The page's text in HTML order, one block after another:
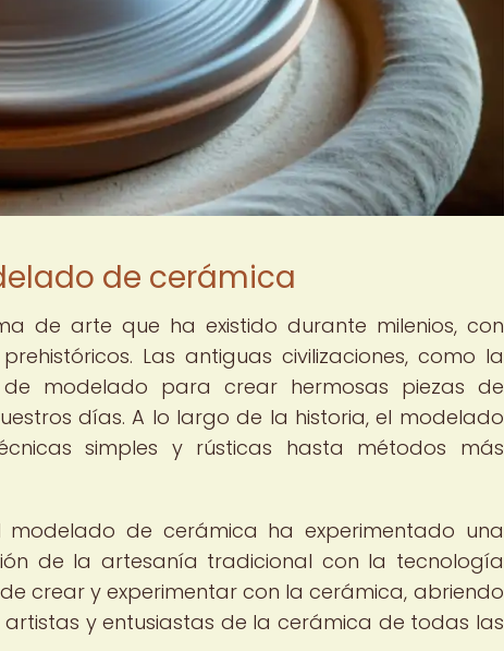
de cerámica
de arte que ha existido durante milenios, con
Las antiguas civilizaciones, como la
modelado para crear hermosas piezas de
días. A lo largo de la historia, el modelado
simples y rústicas hasta métodos más
de cerámica ha experimentado una
de la artesanía tradicional con la tecnología
crear y experimentar con la cerámica, abriendo
y entusiastas de la cerámica de todas las